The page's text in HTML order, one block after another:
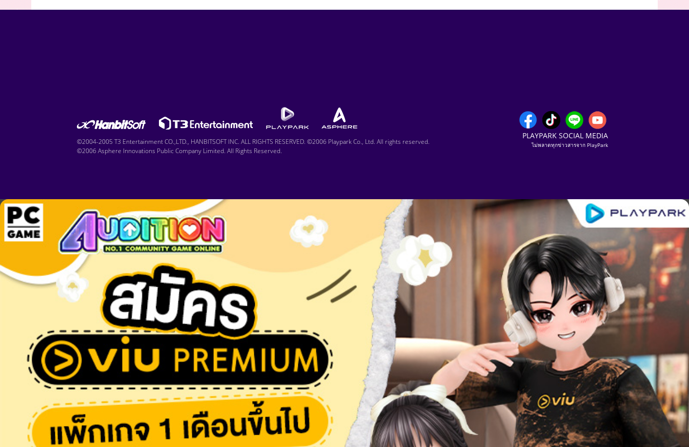
PLAYPARK SOCIAL MEDIA
ไม่พลาดทุกข่าวสารจาก PlayPark
©2004-2005 T3 Entertainment CO.,LTD., HANBITSOFT INC. ALL RIGHTS RESERVED. ©2006 Playpark Co., Ltd. All rights reserved.
©2006 Asphere Innovations Public Company Limited. All Rights Reserved.